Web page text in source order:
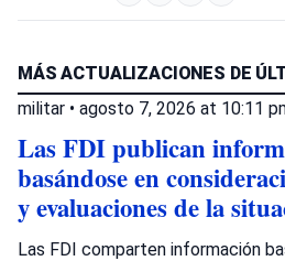
MÁS ACTUALIZACIONES DE
militar • agosto 7, 2026 at 10:11
Las FDI publican
basándose en
y evaluaciones de la
Las FDI comparten información